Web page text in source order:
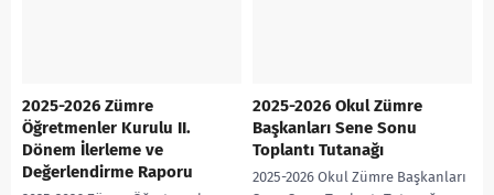
2025-2026 Zümre
Öğretmenler Kurulu II.
Dönem İlerleme ve
Değerlendirme Raporu
2025-2026 Okul Zümre
Başkanları Sene Sonu
Toplantı Tutanağı
2025-2026 Okul Zümre Başkanları